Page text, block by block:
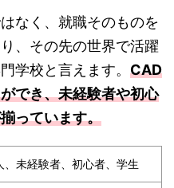
なく、就職そのものを
、その先の世界で活躍
学校と言えます。 CAD
でき、未経験者や初心
っています。
、未経験者、初心者、学生